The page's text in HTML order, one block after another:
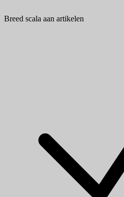
Breed scala aan artikelen